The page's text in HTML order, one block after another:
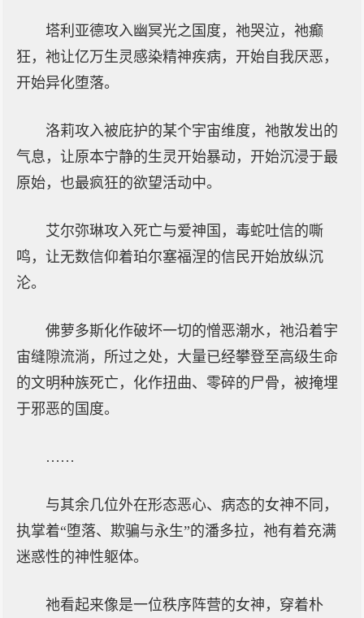
塔利亚德攻入幽冥光之国度，祂哭泣，祂癫
狂，祂让亿万生灵感染精神疾病，开始自我厌恶，
开始异化堕落。
洛莉攻入被庇护的某个宇宙维度，祂散发出的
气息，让原本宁静的生灵开始暴动，开始沉浸于最
原始，也最疯狂的欲望活动中。
艾尔弥琳攻入死亡与爱神国，毒蛇吐信的嘶
鸣，让无数信仰着珀尔塞福涅的信民开始放纵沉
沦。
佛萝多斯化作破坏一切的憎恶潮水，祂沿着宇
宙缝隙流淌，所过之处，大量已经攀登至高级生命
的文明种族死亡，化作扭曲、零碎的尸骨，被掩埋
于邪恶的国度。
……
与其余几位外在形态恶心、病态的女神不同，
执掌着“堕落、欺骗与永生”的潘多拉，祂有着充满
迷惑性的神性躯体。
祂看起来像是一位秩序阵营的女神，穿着朴